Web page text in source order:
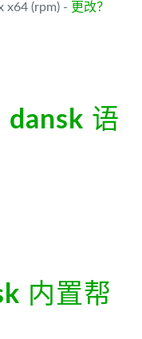
x64 (rpm) - 更改？
dansk 语
内置帮